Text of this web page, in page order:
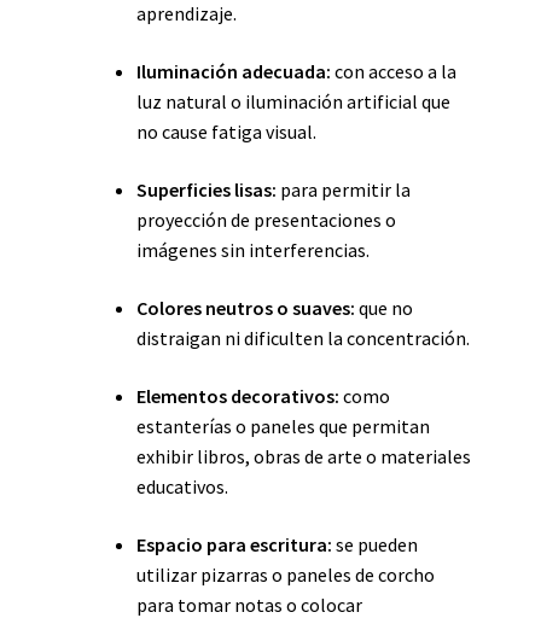
aprendizaje.
Iluminación adecuada: con acceso a la
luz natural o iluminación artificial que
no cause fatiga visual.
Superficies lisas: para permitir la
proyección de presentaciones o
imágenes sin interferencias.
Colores neutros o suaves: que no
distraigan ni dificulten la concentración.
Elementos decorativos: como
estanterías o paneles que permitan
exhibir libros, obras de arte o materiales
educativos.
Espacio para escritura: se pueden
utilizar pizarras o paneles de corcho
para tomar notas o colocar